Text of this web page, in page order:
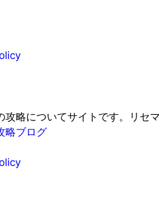
攻略についてサイトです。リセ
略ブログ